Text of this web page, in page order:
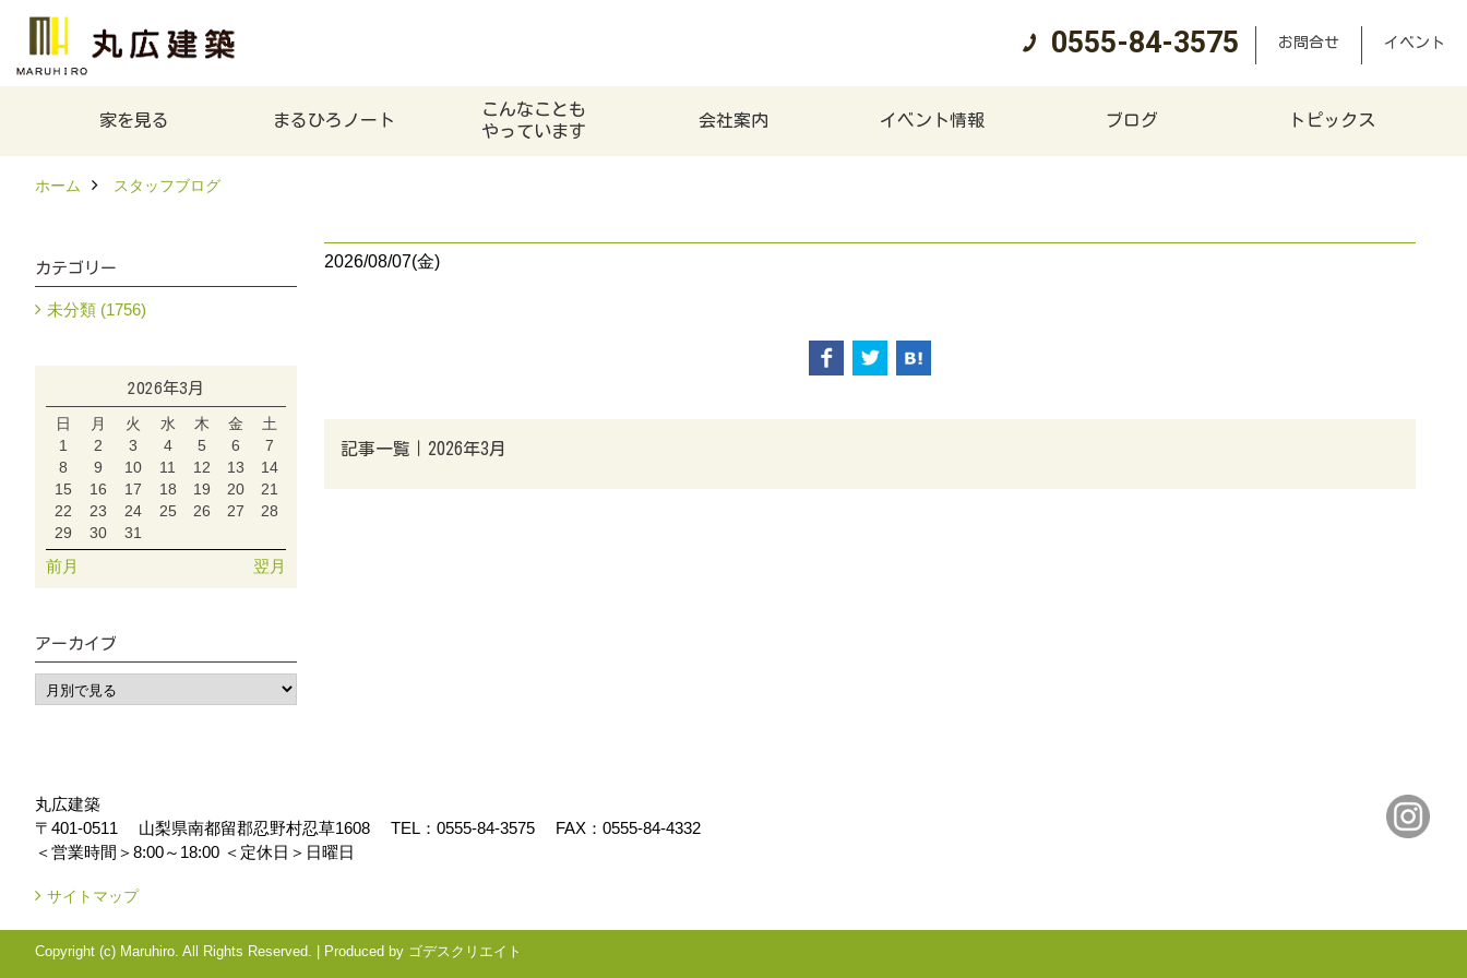
0555-84-3575 お問合せ イベント
家を見る まるひろノート
こんなことも
やっています
会社案内 イベント情報 ブログ トピックス
ホーム スタッフブログ
2026/08/07(金)
記事一覧｜2026年3月
カテゴリー
未分類 (1756)
2026年3月
日 月 火 水 木 金
土
1
2 3 4 5 6
7
8
9 10 11 12 13
14
15
16 17 18 19 20
21
22
23 24 25 26 27
28
29
30 31
前月 翌月
アーカイブ
丸広建築
〒401-0511
山梨県南都留郡忍野村忍草1608 TEL： 0555-84-3575
FAX：0555-84-4332
＜営業時間＞8:00～18:00 ＜定休日＞日曜日
サイトマップ
Copyright (c) Maruhiro. All Rights Reserved. Produced by ゴデスクリエイト